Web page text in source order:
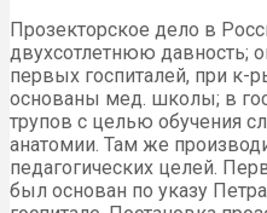
Прозекторское дело в
двухсотлетнюю давность;
первых госпиталей, при к-
основаны мед. школы; в
трупов с целью обучения
анатомии. Там же
педагогических целей.
был основан по указу